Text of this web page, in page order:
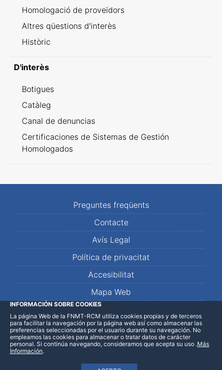
Homologació de proveïdors
Altres qüestions d'interès
Històric
D'interès
Botigues
Catàleg
Canal de denuncias
Certificaciones de Sistemas de Gestión
Homologados
Preguntes freqüents
Contacte
Avís Legal
Política de privacitat
Accesibilitat
Mapa Web
LinkedInFacebookWhatsApp
INFORMACIÓN SOBRE COOKIES
La página Web de la FNMT-RCM utiliza cookies propias y de terceros
para facilitar la navegación por la página web así como almacenar las
preferencias seleccionadas por el usuario durante su navegación. No
empleamos las cookies para almacenar o tratar datos de carácter
personal. Si continúa navegando, consideramos que acepta su uso .Más
Información.